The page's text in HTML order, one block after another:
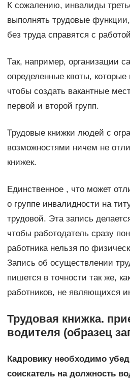
К сожалению, инвалиды
выполнять трудовые
без труда справятся с
Так, например, организации
определенные квоты, которые
чтобы создать вакантные
первой и второй групп.
Трудовые книжки людей с
возможностями ничем не
книжек.
Единственное , что может
о группе инвалидности на
трудовой. Эта запись
чтобы работодатель сразу
работника нельзя по
Запись об осуществлении
пишется в точности так же,
работников, не являющихся
Трудовая книжка.
водителя (образец
Кадровику необходимо
соискатель на должность